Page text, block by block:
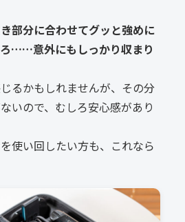
部分に合わせてグッと強めに
……意外にもしっかり収まり
るかもしれませんが、その分
いので、むしろ安心感があり
使い回したい方も、これなら